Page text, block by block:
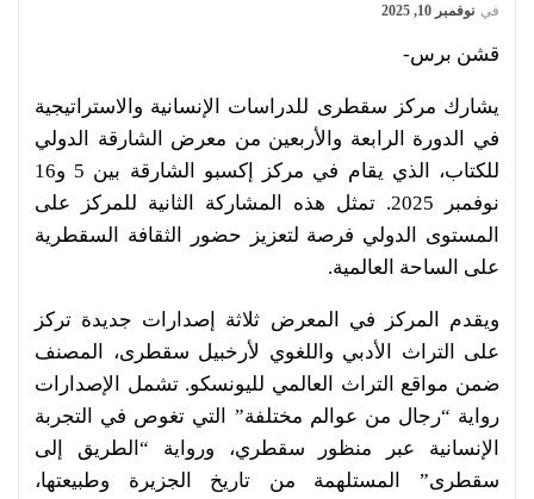
في نوفمبر 10, 2025
قشن برس-
يشارك مركز سقطرى للدراسات الإنسانية والاستراتيجية
في الدورة الرابعة والأربعين من معرض الشارقة الدولي
للكتاب، الذي يقام في مركز إكسبو الشارقة بين 5 و16
نوفمبر 2025. تمثل هذه المشاركة الثانية للمركز على
المستوى الدولي فرصة لتعزيز حضور الثقافة السقطرية
على الساحة العالمية.
ويقدم المركز في المعرض ثلاثة إصدارات جديدة تركز
على التراث الأدبي واللغوي لأرخبيل سقطرى، المصنف
ضمن مواقع التراث العالمي لليونسكو. تشمل الإصدارات
رواية “رجال من عوالم مختلفة” التي تغوص في التجربة
الإنسانية عبر منظور سقطري، ورواية “الطريق إلى
سقطرى” المستلهمة من تاريخ الجزيرة وطبيعتها،